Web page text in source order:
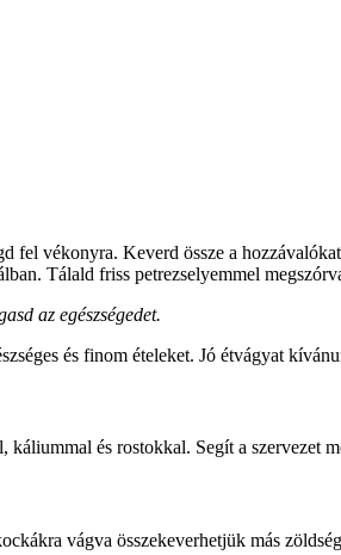
fel vékonyra. Keverd össze a
Tálald friss petrezselyemmel
az egészségedet.
és finom ételeket. Jó étvágyat
és rostokkal. Segít a szervezet
vágva összekeverhetjük más